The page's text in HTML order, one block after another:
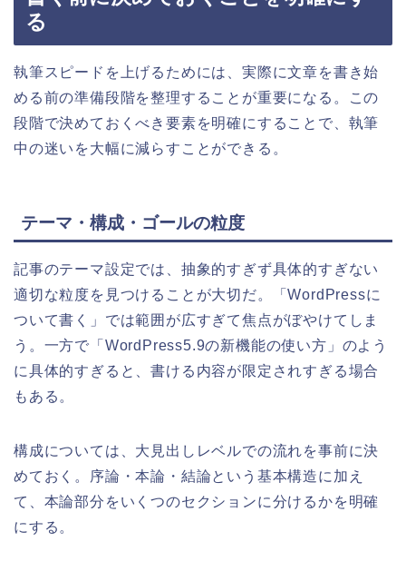
る
執筆スピードを上げるためには、実際に文章を書き始
める前の準備段階を整理することが重要になる。この
段階で決めておくべき要素を明確にすることで、執筆
中の迷いを大幅に減らすことができる。
テーマ・構成・ゴールの粒度
記事のテーマ設定では、抽象的すぎず具体的すぎない
適切な粒度を見つけることが大切だ。「WordPressに
ついて書く」では範囲が広すぎて焦点がぼやけてしま
う。一方で「WordPress5.9の新機能の使い方」のよう
に具体的すぎると、書ける内容が限定されすぎる場合
もある。
構成については、大見出しレベルでの流れを事前に決
めておく。序論・本論・結論という基本構造に加え
て、本論部分をいくつのセクションに分けるかを明確
にする。